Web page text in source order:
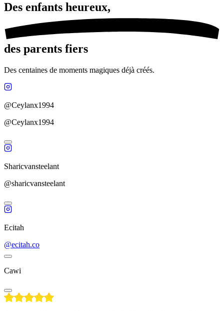
Des enfants heureux,
des parents fiers
Des centaines de moments magiques déjà créés.
@Ceylanx1994
@Ceylanx1994
Sharicvansteelant
@sharicvansteelant
Ecitah
@ecitah.co
Cawi